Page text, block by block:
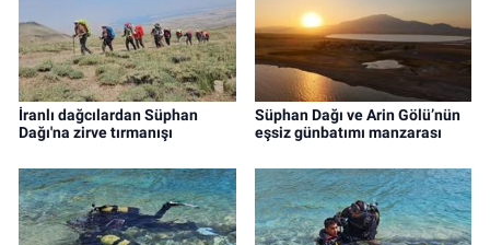
İranlı dağcılardan Süphan
Dağı'na zirve tırmanışı
Süphan Dağı ve Arin Gölü’nün
eşsiz günbatımı manzarası